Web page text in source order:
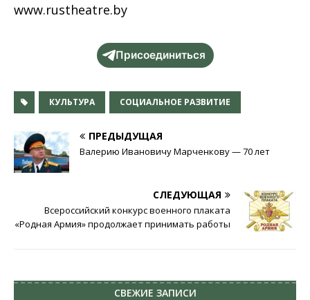
www.rustheatre.by
Присоединиться
КУЛЬТУРА СОЦИАЛЬНОЕ РАЗВИТИЕ
ПРЕДЫДУЩАЯ
Валерию Ивановичу Марченкову — 70 лет
СЛЕДУЮЩАЯ
Всероссийский конкурс военного плаката
«Родная Армия» продолжает принимать работы
СВЕЖИЕ ЗАПИСИ